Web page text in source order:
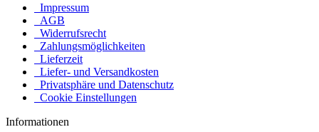
Impressum
AGB
Widerrufsrecht
Zahlungsmöglichkeiten
Lieferzeit
Liefer- und Versandkosten
Privatsphäre und Datenschutz
Cookie Einstellungen
Informationen